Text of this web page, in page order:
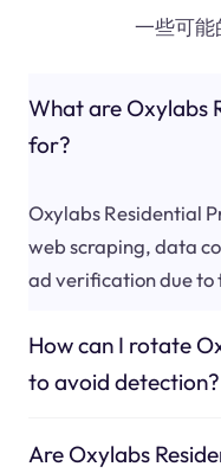
一些可能
What are Oxylabs
for?
Oxylabs Residential
web scraping, data
ad verification due to
How can I rotate
to avoid detection?
Are Oxylabs